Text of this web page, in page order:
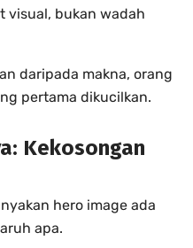
visual, bukan wadah
daripada makna, orang
pertama dikucilkan.
Kekosongan
hero image ada
apa.